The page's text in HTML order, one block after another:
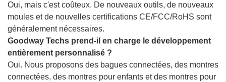
Oui, mais c'est coûteux. De nouveaux outils, de nouveaux
moules et de nouvelles certifications CE/FCC/RoHS sont
généralement nécessaires.
Goodway Techs prend-il en charge le développement
entièrement personnalisé ?
Oui. Nous proposons des bagues connectées, des montres
connectées, des montres pour enfants et des montres pour